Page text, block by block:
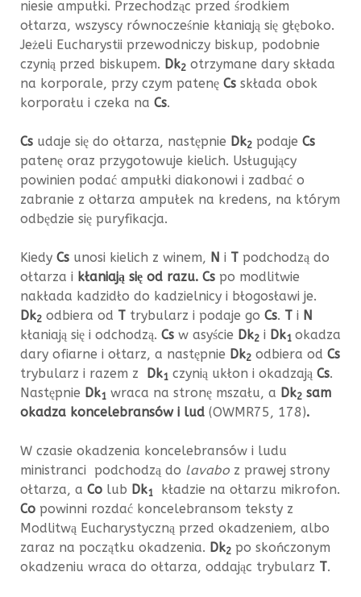
niesie ampułki. Przechodząc przed środkiem
ołtarza, wszyscy równocześnie kłaniają się głęboko.
Jeżeli Eucharystii przewodniczy biskup, podobnie
czynią przed biskupem. Dk2 otrzymane dary składa
na korporale, przy czym patenę Cs składa obok
korporału i czeka na Cs.
Cs udaje się do ołtarza, następnie Dk2 podaje Cs
patenę oraz przygotowuje kielich. Usługujący
powinien podać ampułki diakonowi i zadbać o
zabranie z ołtarza ampułek na kredens, na którym
odbędzie się puryfikacja.
Kiedy Cs unosi kielich z winem, N i T podchodzą do
ołtarza i kłaniają się od razu. Cs po modlitwie
nakłada kadzidło do kadzielnicy i błogosławi je.
Dk2 odbiera od T trybularz i podaje go Cs. T i N
kłaniają się i odchodzą. Cs w asyście Dk2 i Dk1 okadza
dary ofiarne i ołtarz, a następnie Dk2 odbiera od Cs
trybularz i razem z
Dk1 czynią ukłon i okadzają Cs.
Następnie Dk1 wraca na stronę mszału, a Dk2 sam
okadza koncelebransów i lud (OWMR75, 178).
W czasie okadzenia koncelebransów i ludu
ministranci podchodzą do lavabo z prawej strony
ołtarza, a Co lub Dk1
kładzie na ołtarzu mikrofon.
Co powinni rozdać koncelebransom teksty z
Modlitwą Eucharystyczną przed okadzeniem, albo
zaraz na początku okadzenia. Dk2 po skończonym
okadzeniu wraca do ołtarza, oddając trybularz T.